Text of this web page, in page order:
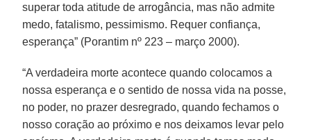
superar toda atitude de arrogância, mas não admite
medo, fatalismo, pessimismo. Requer confiança,
esperança” (Porantim nº 223 – março 2000).
“A verdadeira morte acontece quando colocamos a
nossa esperança e o sentido de nossa vida na posse,
no poder, no prazer desregrado, quando fechamos o
nosso coração ao próximo e nos deixamos levar pelo